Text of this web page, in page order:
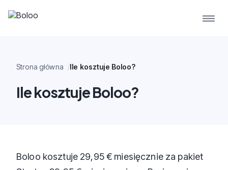
Strona główna Ile kosztuje Boloo?
Ile kosztuje Boloo?
Boloo kosztuje 29,95 € miesięcznie za pakiet